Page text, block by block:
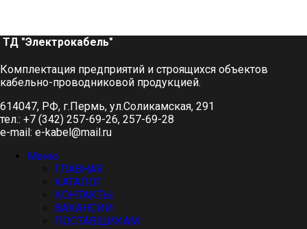
ТД "Электрокабель"​
Комплектация предприятий и строящихся объектов
кабельно-проводниковой продукцией.
614047, РФ, г.Пермь, ул.Соликамская, 291
тел.: +7 (342) 257-69-26, 257-69-28
e-mail: e-kabel@mail.ru
Меню
ГЛАВНАЯ
КАТАЛОГ
КОНТАКТЫ
ВАКАНСИИ
ПОСТАВЩИКАМ